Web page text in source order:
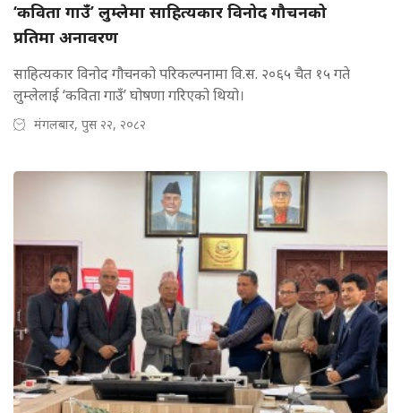
‘कविता गाउँ’ लुम्लेमा साहित्यकार विनोद गौचनको
प्रतिमा अनावरण
साहित्यकार विनोद गौचनको परिकल्पनामा वि.स. २०६५ चैत १५ गते
लुम्लेलाई ‘कविता गाउँ’ घोषणा गरिएको थियो।
मंगलबार, पुस २२, २०८२